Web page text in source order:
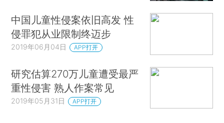
中国儿童性侵案依旧高发 性
侵罪犯从业限制终迈步
2019年06月04日 APP打开
研究估算270万儿童遭受最严
重性侵害 熟人作案常见
2019年05月31日 APP打开